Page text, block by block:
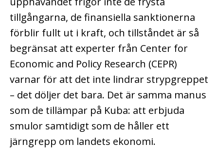
tillgångarna, de finansiella sanktionerna
förblir fullt ut i kraft, och tillståndet är så
begränsat att experter från Center for
Economic and Policy Research (CEPR)
varnar för att det inte lindrar strypgreppet
– det döljer det bara. Det är samma manus
som de tillämpar på Kuba: att erbjuda
smulor samtidigt som de håller ett
järngrepp om landets ekonomi.